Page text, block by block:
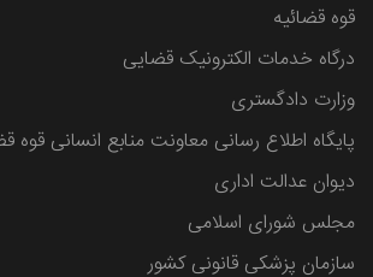
قوه قضائیه
درگاه خدمات الکترونیک قضایی
وزارت دادگستری
پایگاه اطلاع رسانی معاونت منابع انسانی قوه
دیوان عدالت اداری
مجلس شورای اسلامی
سازمان پزشکی قانونی کشور